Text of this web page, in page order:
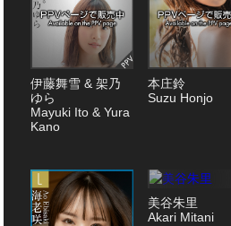
伊藤舞雪 & 架乃
ゆら
Mayuki Ito & Yura
Kano
本庄鈴
Suzu Honjo
美谷朱里
Akari Mitani